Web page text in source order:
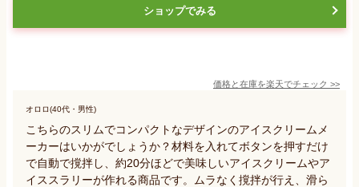
ショップでみる
価格と在庫を楽天でチェック >>
オロロ(40代・男性)
こちらのスリムでコンパクトなデザインのアイスクリームメ
ーカーはいかがでしょうか？材料を入れてボタンを押すだけ
で自動で撹拌し、約20分ほどで美味しいアイスクリームやア
イススラリーが作れる商品です。ムラなく撹拌が行え、滑ら